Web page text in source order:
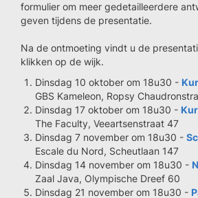
formulier om meer gedetailleerdere
geven tijdens de presentatie.
Na de ontmoeting vindt u de
klikken op de wijk.
Dinsdag 10 oktober om 18u30 -
GBS Kameleon, Ropsy
Dinsdag 17 oktober om 18u30 -
The Faculty, Veeartsenstraat 47
Dinsdag 7 november om 18u30 -
Escale du Nord, Scheutlaan 147
Dinsdag 14 november om 18u30 -
Zaal Java, Olympische Dreef 60
Dinsdag 21 november om 18u30 -